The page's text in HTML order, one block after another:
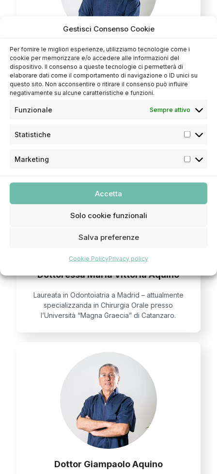
Gestisci Consenso Cookie
Per fornire le migliori esperienze, utilizziamo tecnologie come i
cookie per memorizzare e/o accedere alle informazioni del
dispositivo. Il consenso a queste tecnologie ci permetterà di
elaborare dati come il comportamento di navigazione o ID unici su
questo sito. Non acconsentire o ritirare il consenso può influire
negativamente su alcune caratteristiche e funzioni.
Funzionale Sempre attivo
Statistiche
Marketing
Accetta
Solo cookie funzionali
Salva preferenze
Cookie PolicyPrivacy policy
Dott. Maurizio Aquino
Dentista a Cosenza,è specializzato in
Odontostomatologia all’Università di Roma. Ha
seguito due corsi di perfezionamento in
Perfezionamento in Parodontologia all’Università
Dottoressa Maria Vittoria Aquino
Laureata in Odontoiatria a Madrid – attualmente
specializzanda in Chirurgia Orale presso
l’Università “Magna Graecia” di Catanzaro.
Dottor Giampaolo Aquino